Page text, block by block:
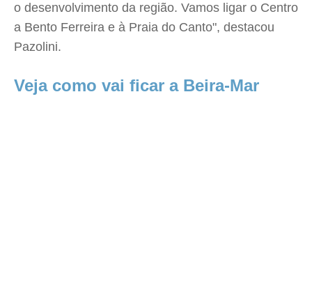
o desenvolvimento da região. Vamos ligar o Centro
a Bento Ferreira e à Praia do Canto", destacou
Pazolini.
Veja como vai ficar a Beira-Mar